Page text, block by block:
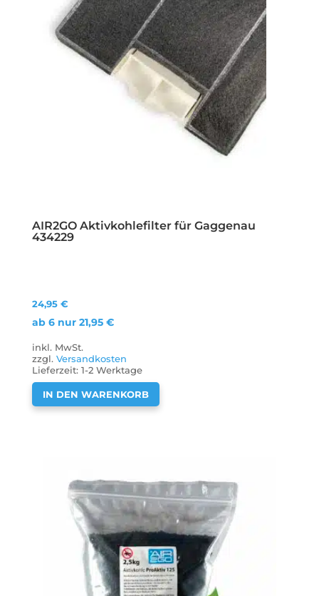
AIR2GO Aktivkohlefilter für Gaggenau
434229
24,95€
ab 6 nur21,95€
inkl. MwSt.
zzgl.Versandkosten
Lieferzeit:1-2 Werktage
IN DEN WARENKORB